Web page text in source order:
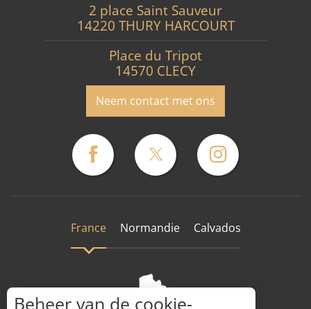
2 place Saint Sauveur
14220 THURY HARCOURT
Place du Tripot
14570 CLECY
Neem contact met ons
France Normandie Calvados
Beheer van de cookie-